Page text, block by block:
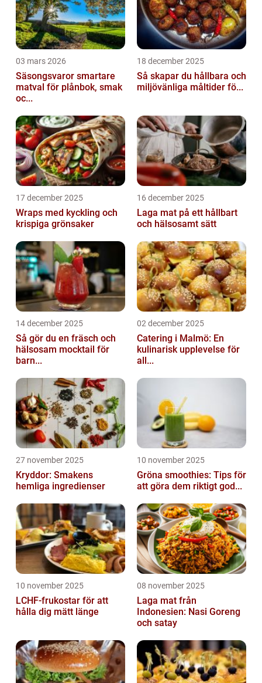
03 mars 2026
Säsongsvaror smartare
matval för plånbok, smak
oc...
18 december 2025
Så skapar du hållbara och
miljövänliga måltider fö...
17 december 2025
Wraps med kyckling och
krispiga grönsaker
16 december 2025
Laga mat på ett hållbart
och hälsosamt sätt
14 december 2025
Så gör du en fräsch och
hälsosam mocktail för
barn...
02 december 2025
Catering i Malmö: En
kulinarisk upplevelse för
all...
27 november 2025
Kryddor: Smakens
hemliga ingredienser
10 november 2025
Gröna smoothies: Tips för
att göra dem riktigt god...
10 november 2025
LCHF-frukostar för att
hålla dig mätt länge
08 november 2025
Laga mat från
Indonesien: Nasi Goreng
och satay